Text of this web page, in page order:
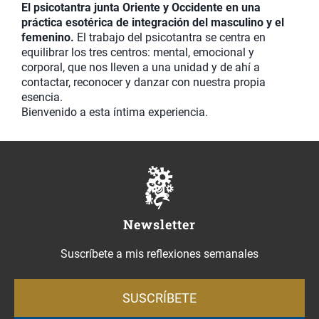
El psicotantra junta Oriente y Occidente en una
práctica esotérica de integración del masculino y el
femenino. El trabajo del psicotantra se centra en
equilibrar los tres centros: mental, emocional y
corporal, que nos lleven a una unidad y de ahí a
contactar, reconocer y danzar con nuestra propia
esencia.
Bienvenido a esta íntima experiencia.
Newsletter
Suscríbete a mis reflexiones semanales
SUSCRÍBETE